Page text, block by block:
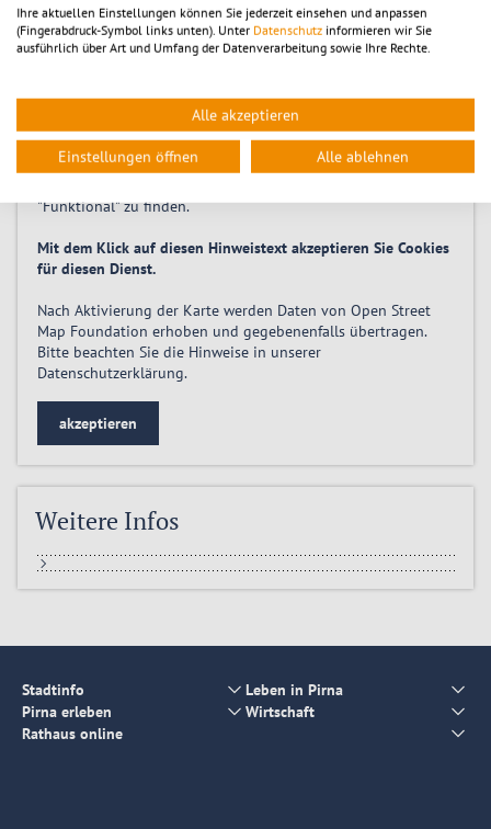
Marktplatz Pirna
Am Markt 1
Um die Karte ansehen zu können, muss die Dienstleistung
OpenStreetMapaktiviert
"Funktional" zu finden.
Mit dem Klick auf diesen Hinweistext akzeptieren Sie Cookies
für diesen Dienst.
Nach Aktivierung der Karte werden Daten von Open Street
Map Foundation erhoben und gegebenenfalls übertragen.
Bitte beachten Sie die Hinweise in unserer
Datenschutzerklärung.
akzeptieren
Weitere Infos
Stadtinfo
Leben in Pirna
Pirna erleben
Wirtschaft
Rathaus online
Ihre aktuellen Einstellungen können Sie jederzeit einsehen und anpassen
(Fingerabdruck-Symbol links unten). Unter Datenschutz informieren wir Sie
ausführlich über Art und Umfang der Datenverarbeitung sowie Ihre Rechte.
Alle akzeptieren
Einstellungen öffnen Alle ablehnen